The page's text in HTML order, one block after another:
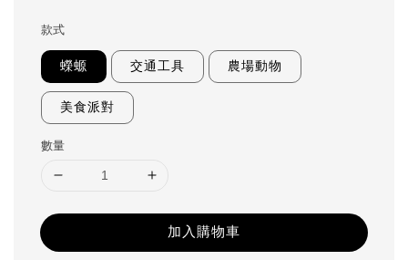
款式
蠑螈 交通工具 農場動物
美食派對
數量
加入購物車